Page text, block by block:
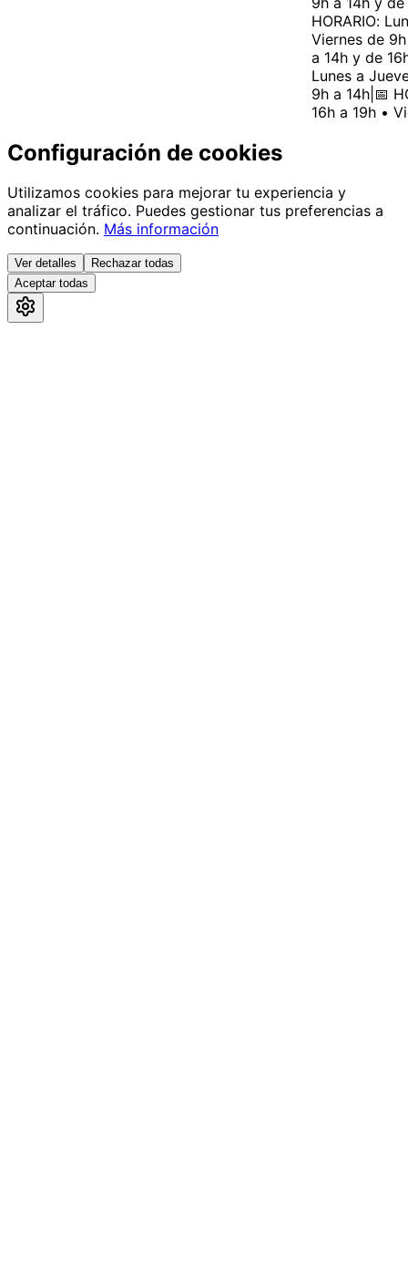
HORARIO:
Viernes de 9h
a 14h y de
Lunes a
9h a 14h|📅
16h a 19h •
Configuración de cookies
Utilizamos cookies para mejorar tu experiencia y
analizar el tráfico. Puedes gestionar tus preferencias a
continuación. Más información
Ver detalles
Rechazar todas
Aceptar todas